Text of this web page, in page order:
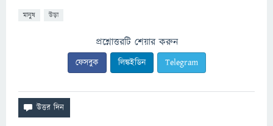
মানুষ উড়া
প্রশ্নোত্তরটি শেয়ার করুন
ফেসবুক লিঙ্কইডিন Telegram